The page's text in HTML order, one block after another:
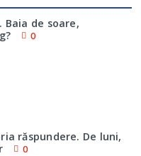
Baia de soare,
0
răspundere. De luni,
0